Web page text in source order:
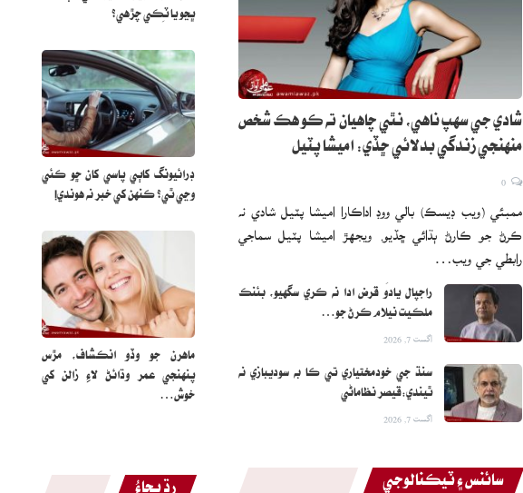
ڀڃو يا ٽِڪي چڙهي؟
ڊرائيونگ کاٻي پاسي کان ڇو ڪئي
وڃي ٿي؟ ڪنهن کي خبر نه هوندي!
ماهرن جو وڏو انڪشاف، مڙس
پنهنجي عمر وڌائڻ لاءِ زالن کي
خوش…
شادي جي سهپ ناهي، نٿي چاهيان ته ڪو هڪ شخص
منهنجي زندگي بدلائي ڇڏي: اميشا پٽيل
ممبئي (ويب ڊيسڪ) بالي ووڊ اداڪارا اميشا پٽيل شادي نه
ڪرڻ جو ڪارڻ ٻڌائي ڇڏيو. ويجهڙ اميشا پٽيل سماجي
رابطي جي ويب…
راجپال يادَو قرض ادا نه ڪري سگهيو، بئنڪ
ملڪيت نيلام ڪرڻ جو…
اگست 7, 2026
سنڌ جي خودمختياري تي ڪا به سوديبازي نه
ٿيندي:قيصر نظاماڻي
اگست 7, 2026
سائنس ۽ ٽيڪنالوجي